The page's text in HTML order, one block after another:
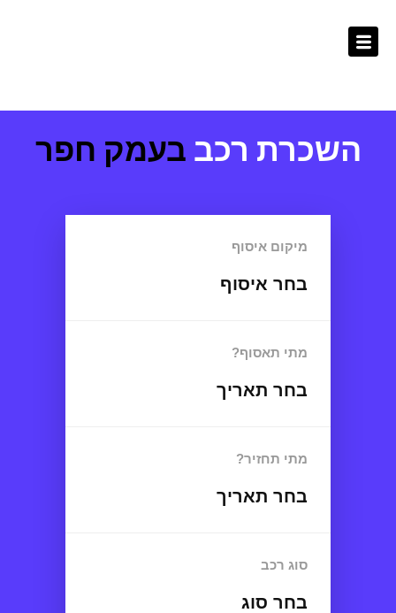
לתוכן
השכרת רכב בעמק חפר
מיקום איסוף
בחר איסוף
מתי תאסוף?
בחר תאריך
מתי תחזיר?
בחר תאריך
סוג רכב
בחר סוג